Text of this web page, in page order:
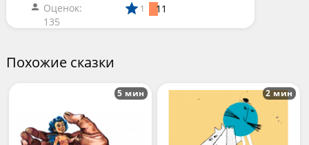
Оценок:
135
1 11
Похожие сказки
5 мин 2 мин